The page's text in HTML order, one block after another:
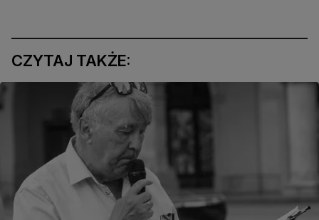
CZYTAJ TAKŻE: